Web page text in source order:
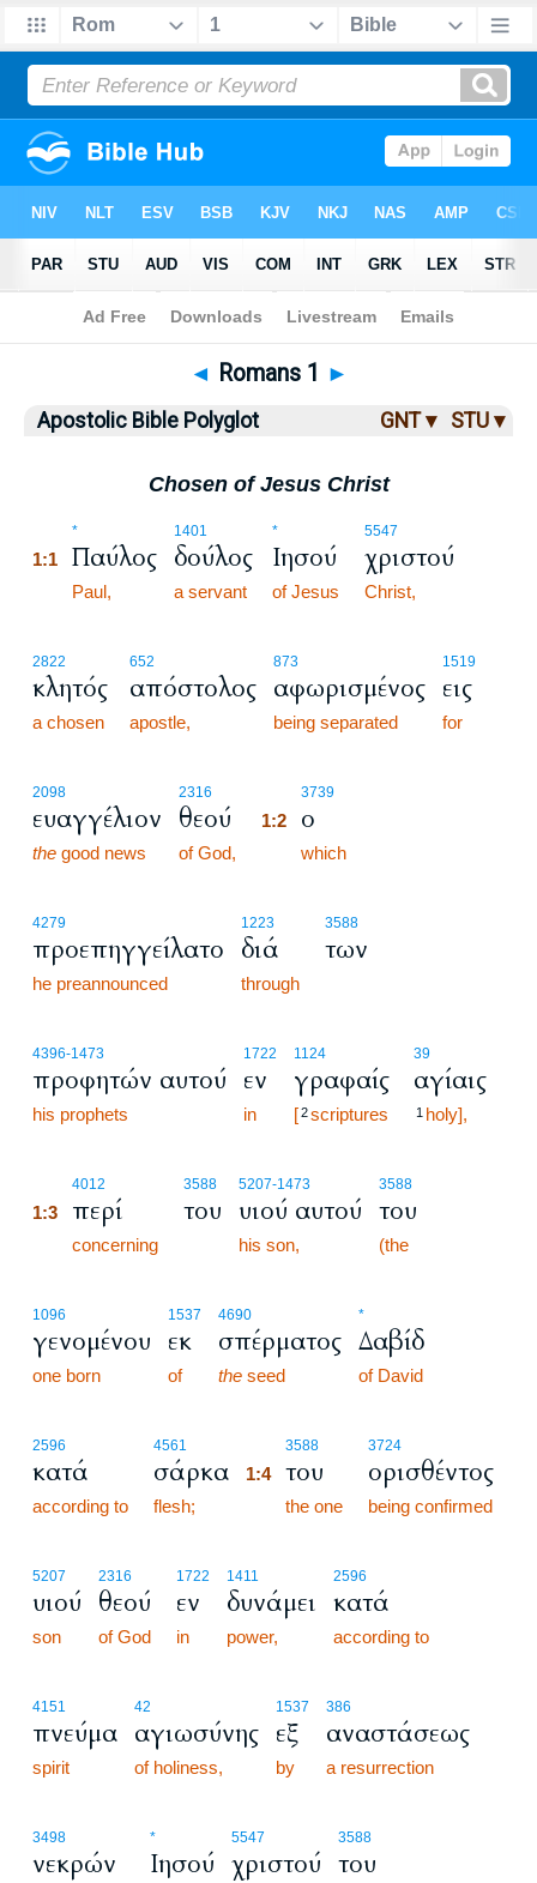
Bible>ABP > Romans 1
◄ Romans 1 ►
Apostolic Bible Polyglot GNT ▾ STU ▾
Chosen of Jesus Christ
*
1:1 Παύλος
Paul,
1401
δούλος
a servant
*
Ιησού
of Jesus
5547
χριστού
Christ,
2822
κλητός
a chosen
652
απόστολος
apostle,
873
αφωρισμένος
being separated
1519
εις
for
2098
ευαγγέλιον
the good news
2316
θεού
of God,
3739
1:2 ο
which
4279
προεπηγγείλατο
he preannounced
1223
διά
through
3588
των
4396-1473
προφητών αυτού
his prophets
1722
εν
in
1124
γραφαίς
[2scriptures
39
αγίαις
1 holy],
4012
1:3 περί
concerning
3588
του
5207-1473
υιού αυτού
his son,
3588
του
(the
1096
γενομένου
one born
1537
εκ
of
4690
σπέρματος
the seed
*
Δαβίδ
of David
2596
κατά
according to
4561
σάρκα
flesh;
3588
1:4 του
the one
3724
ορισθέντος
being confirmed
5207
υιού
son
2316
θεού
of God
1722
εν
in
1411
δυνάμει
power,
2596
κατά
according to
4151
πνεύμα
spirit
42
αγιωσύνης
of holiness,
1537
εξ
by
386
αναστάσεως
a resurrection
3498
νεκρών
*
Ιησού
5547
χριστού
3588
του